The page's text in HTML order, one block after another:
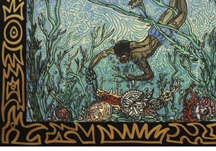
13
Fri
Mar
2009
16
Sat
May
2009